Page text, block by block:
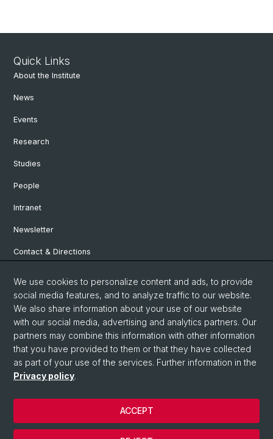
Quick Links
About the Institute
News
Events
Research
Studies
People
Intranet
Newsletter
Contact & Directions
Social Media
Facebook
Instagram
© University of Basel
We use cookies to personalize content and ads, to provide
social media features, and to analyze traffic to our website.
We also share information about your use of our website
with our social media, advertising and analytics partners. Our
partners may combine this information with other information
that you have provided to them or that they have collected
as part of your use of the services. Further information in the
Privacy policy.
ACCEPT